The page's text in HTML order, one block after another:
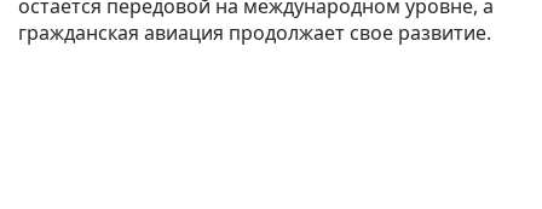
остается передовой на международном уровне, а
гражданская авиация продолжает свое развитие.